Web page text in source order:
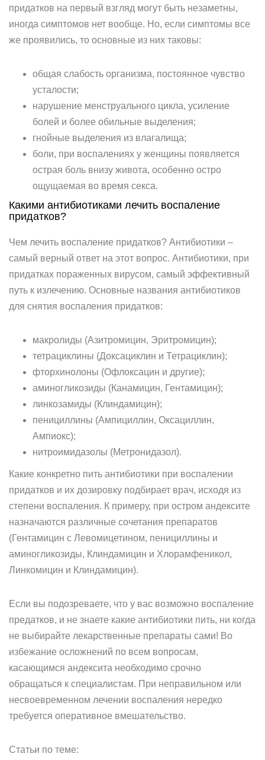
придатков на первый взгляд могут быть незаметны,
иногда симптомов нет вообще. Но, если симптомы все
же проявились, то основные из них таковы:
общая слабость организма, постоянное чувство
усталости;
нарушение менструального цикла, усиление
болей и более обильные выделения;
гнойные выделения из влагалища;
боли, при воспалениях у женщины появляется
острая боль внизу живота, особенно остро
ощущаемая во время секса.
Какими антибиотиками лечить воспаление
придатков?
Чем лечить воспаление придатков? Антибиотики –
самый верный ответ на этот вопрос. Антибиотики, при
придатках пораженных вирусом, самый эффективный
путь к излечению. Основные названия антибиотиков
для снятия воспаления придатков:
макролиды (Азитромицин, Эритромицин);
тетрациклины (Доксациклин и Тетрациклин);
фторхинолоны (Офлоксацин и другие);
аминогликозиды (Канамицин, Гентамицин);
линкозамиды (Клиндамицин);
пенициллины (Ампициллин, Оксациллин,
Ампиокс);
нитроимидазолы (Метронидазол).
Какие конкретно пить антибиотики при воспалении
придатков и их дозировку подбирает врач, исходя из
степени воспаления. К примеру, при остром андексите
назначаются различные сочетания препаратов
(Гентамицин с Левомицетином, пенициллины и
аминогликозиды, Клиндамицин и Хлорамфеникол,
Линкомицин и Клиндамицин).
Если вы подозреваете, что у вас возможно воспаление
предатков, и не знаете какие антибиотики пить, ни когда
не выбирайте лекарственные препараты сами! Во
избежание осложнений по всем вопросам,
касающимся андексита необходимо срочно
обращаться к специалистам. При неправильном или
несвоевременном лечении воспаления нередко
требуется оперативное вмешательство.
Статьи по теме: